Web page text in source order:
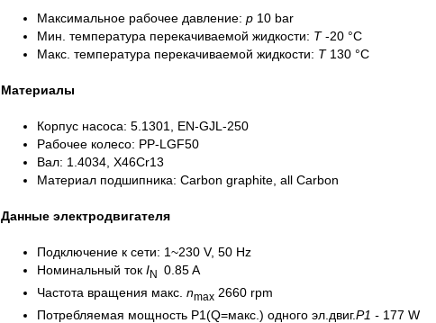
Максимальное рабочее давление: p 10 bar
Мин. температура перекачиваемой жидкости: T-20 °C
Макс. температура перекачиваемой жидкости: T130 °C
Материалы
Корпус насоса: 5.1301, EN-GJL-250
Рабочее колесо: PP-LGF50
Вал: 1.4034, X46Cr13
Материал подшипника: Carbon graphite, all Carbon
Данные электродвигателя
Подключение к сети: 1~230 V, 50 Hz
Номинальный ток IN
0.85 A
Частота вращения макс. nmax 2660 rpm
Потребляемая мощность P1(Q=макс.) одного эл.двиг.P1 - 177 W